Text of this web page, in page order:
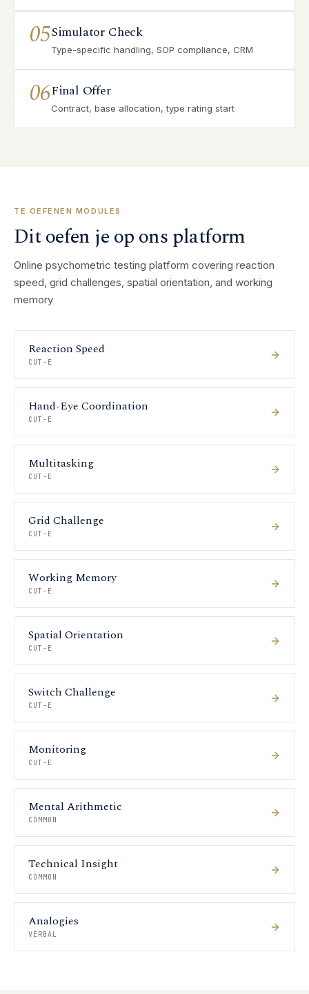
05Simulator Check
Type-specific handling, SOP compliance, CRM
06Final Offer
Contract, base allocation, type rating start
TE OEFENEN MODULES
Dit oefen je op ons platform
Online psychometric testing platform covering reaction
speed, grid challenges, spatial orientation, and working
memory
Reaction Speed
CUT-E
Hand-Eye Coordination
CUT-E
Multitasking
CUT-E
Grid Challenge
CUT-E
Working Memory
CUT-E
Spatial Orientation
CUT-E
Switch Challenge
CUT-E
Monitoring
CUT-E
Mental Arithmetic
COMMON
Technical Insight
COMMON
Analogies
VERBAL